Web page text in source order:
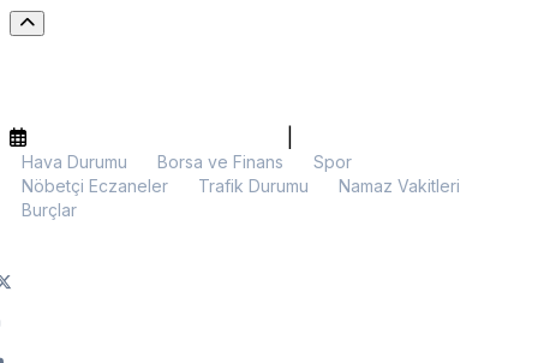
Hava Durumu Borsa ve Finans
Spor
Nöbetçi Eczaneler
Trafik Durumu
Namaz Vakitleri
Burçlar